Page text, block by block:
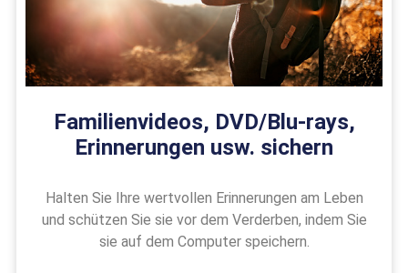
Familienvideos, DVD/Blu-rays,
Erinnerungen usw. sichern
Halten Sie Ihre wertvollen Erinnerungen am Leben
und schützen Sie sie vor dem Verderben, indem Sie
sie auf dem Computer speichern.